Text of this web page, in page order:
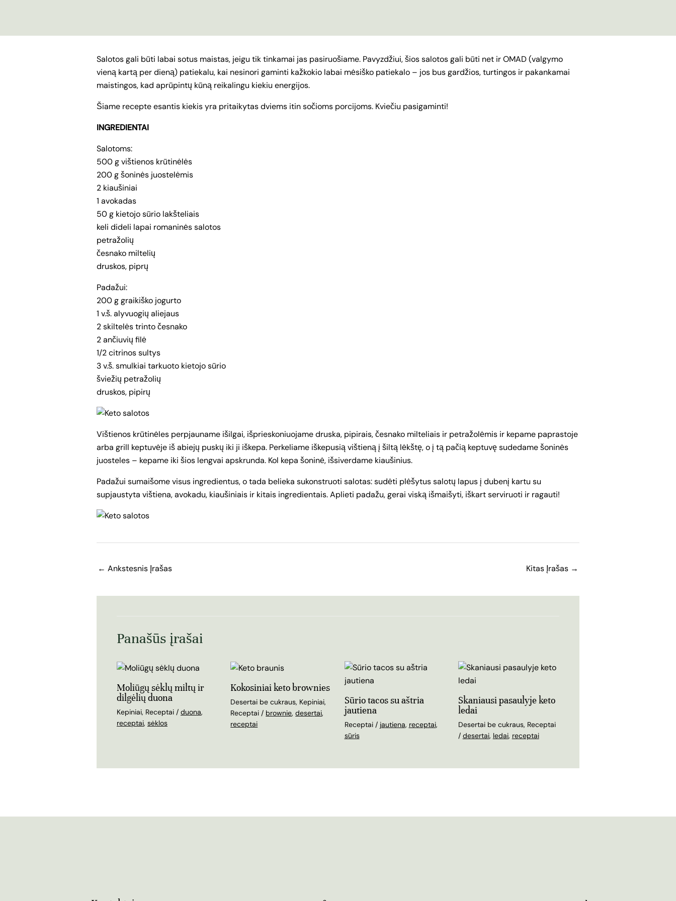
Salotos gali būti labai sotus maistas, jeigu tik tinkamai jas pasiruošiame. Pavyzdžiui, šios salotos gali būti net ir OMAD (valgymo
vieną kartą per dieną) patiekalu, kai nesinori gaminti kažkokio labai mėsiško patiekalo – jos bus gardžios, turtingos ir pakankamai
maistingos, kad aprūpintų kūną reikalingu kiekiu energijos.
Šiame recepte esantis kiekis yra pritaikytas dviems itin sočioms porcijoms. Kviečiu pasigaminti!
INGREDIENTAI
Salotoms:
500 g vištienos krūtinėlės
200 g šoninės juostelėmis
2 kiaušiniai
1 avokadas
50 g kietojo sūrio lakšteliais
keli dideli lapai romaninės salotos
petražolių
česnako miltelių
druskos, piprų
Padažui:
200 g graikiško jogurto
1 v.š. alyvuogių aliejaus
2 skiltelės trinto česnako
2 ančiuvių filė
1/2 citrinos sultys
3 v.š. smulkiai tarkuoto kietojo sūrio
šviežių petražolių
druskos, pipirų
Vištienos krūtinėles perpjauname išilgai, išprieskoniuojame druska, pipirais, česnako milteliais ir petražolėmis ir kepame paprastoje
arba grill keptuvėje iš abiejų puskų iki ji iškepa. Perkeliame iškepusią vištieną į šiltą lėkštę, o į tą pačią keptuvę sudedame šoninės
juosteles – kepame iki šios lengvai apskrunda. Kol kepa šoninė, išsiverdame kiaušinius.
Padažui sumaišome visus ingredientus, o tada belieka sukonstruoti salotas: sudėti plėšytus salotų lapus į dubenį kartu su
supjaustyta vištiena, avokadu, kiaušiniais ir kitais ingredientais. Aplieti padažu, gerai viską išmaišyti, iškart serviruoti ir ragauti!
← Ankstesnis Įrašas Kitas Įrašas →
Panašūs įrašai
Moliūgų sėklų miltų ir
dilgėlių duona
Kepiniai, Receptai / duona,
receptai, sėklos
Kokosiniai keto brownies
Desertai be cukraus, Kepiniai,
Receptai / brownie,desertai,
receptai
Sūrio tacos su aštria
jautiena
Receptai/ jautiena, receptai,
sūris
Skaniausi pasaulyje keto
ledai
Desertai be cukraus, Receptai
/ desertai, ledai, receptai